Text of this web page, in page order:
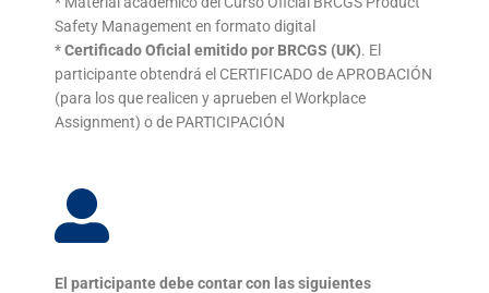
Safety Management en formato digital
*Certificado Oficial emitido por BRCGS (UK). El
participanteobtendrá el CERTIFICADO de APROBACIÓN
(para los que realicen y aprueben el Workplace
Assignment) o de PARTICIPACIÓN
El participante debe contar con las siguientes